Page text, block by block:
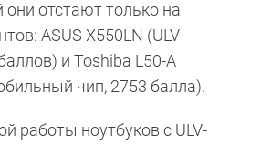
отстают только на
ASUS X550LN (ULV-
и Toshiba L50-A
чип, 2753 балла).
работы ноутбуков с ULV-